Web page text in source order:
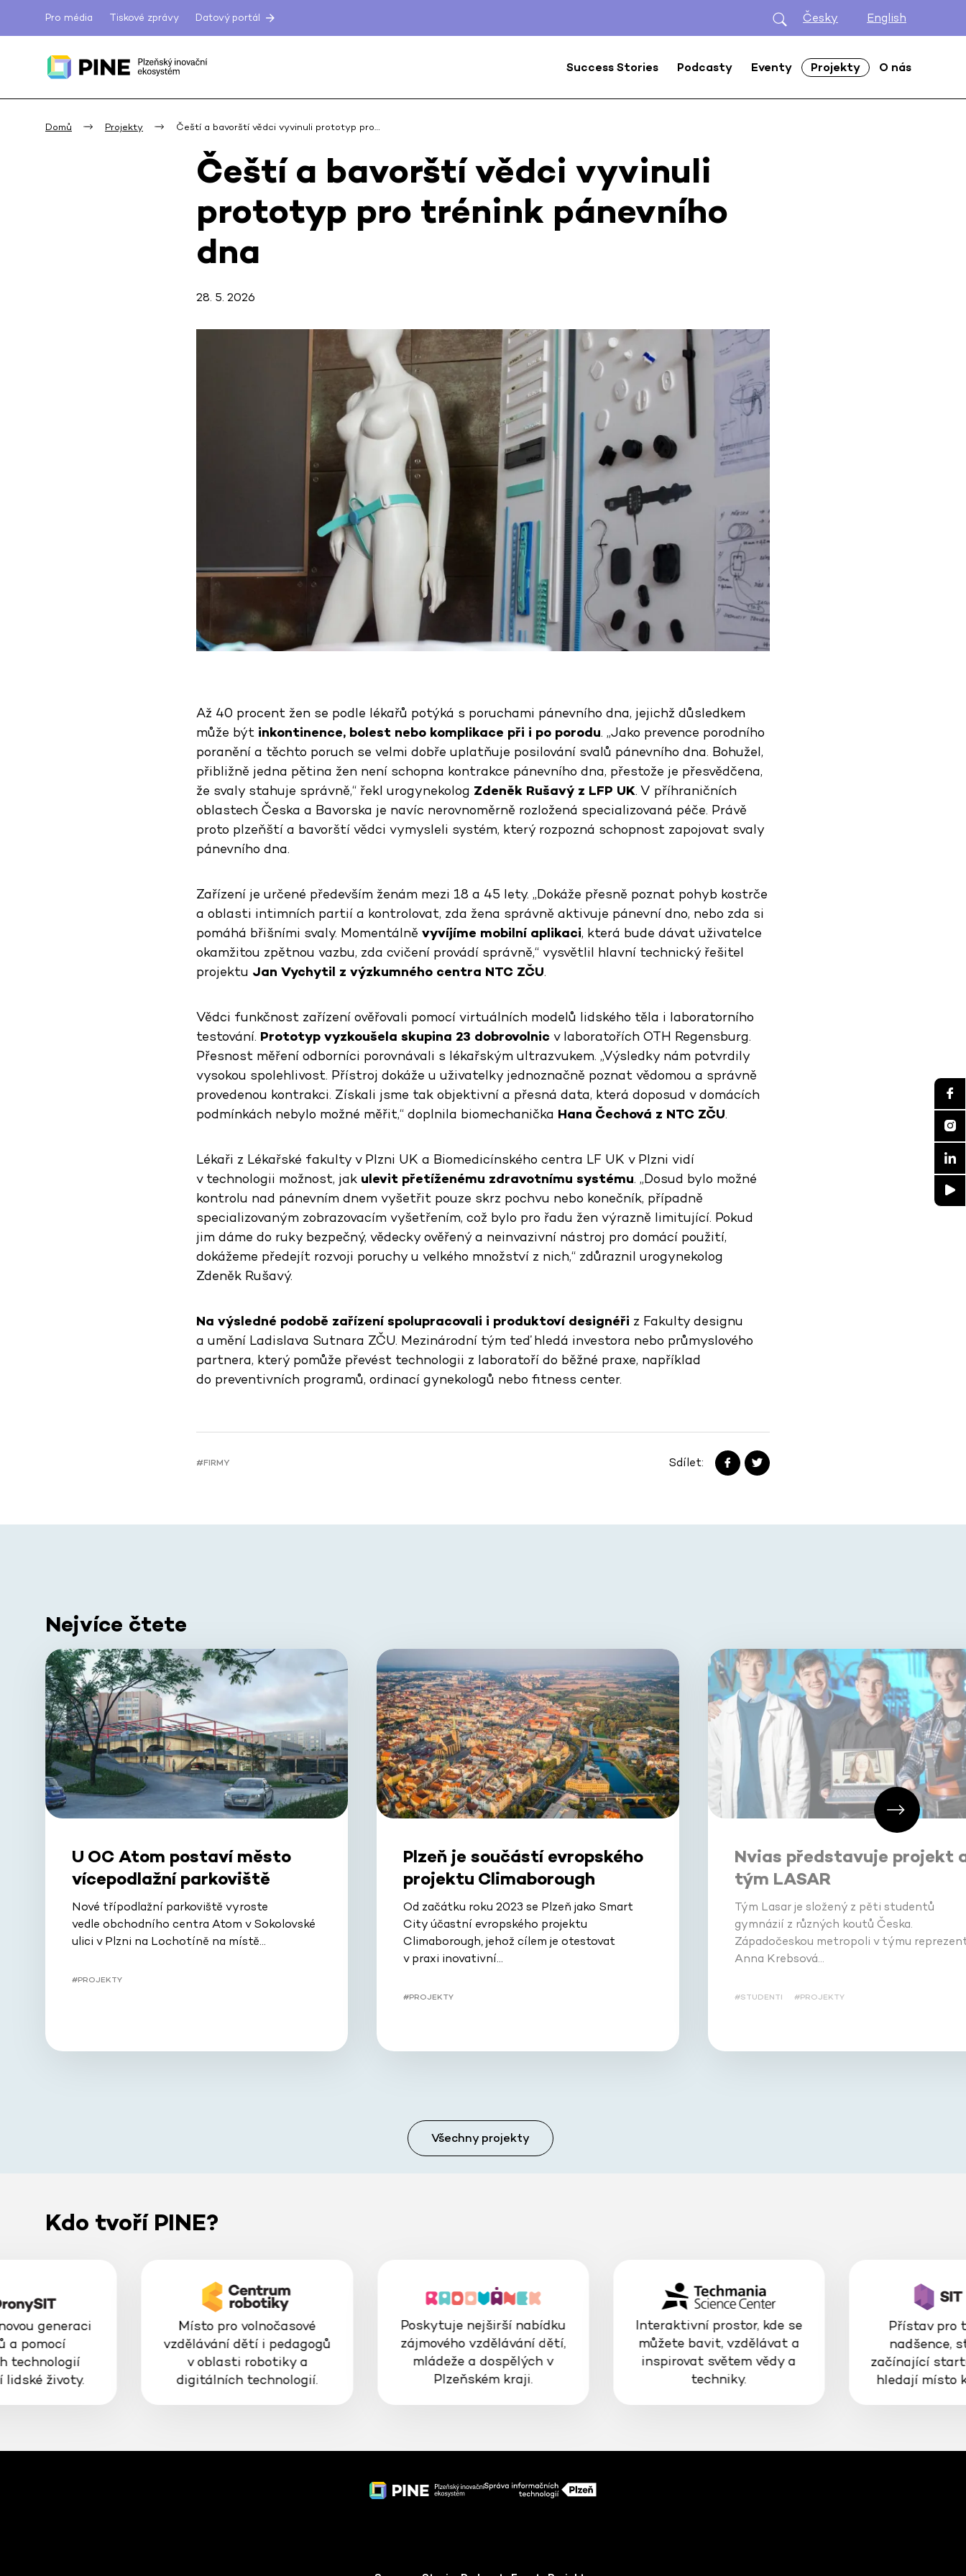
Pro média Tiskové zprávy Datový portál Česky English
Success Stories Podcasty Eventy Projekty O nás
Domů Projekty Čeští a bavorští vědci vyvinuli prototyp pro…
Čeští a bavorští vědci vyvinuli
prototyp pro trénink pánevního
dna
28. 5. 2026
Až 40 procent žen se podle lékařů potýká s poruchami pánevního dna, jejichž důsledkem
může být inkontinence, bolest nebo komplikace při i po porodu. „Jako prevence porodního
poranění a těchto poruch se velmi dobře uplatňuje posilování svalů pánevního dna. Bohužel,
přibližně jedna pětina žen není schopna kontrakce pánevního dna, přestože je přesvědčena,
že svaly stahuje správně,“ řekl urogynekolog Zdeněk Rušavý z LFP UK. V příhraničních
oblastech Česka a Bavorska je navíc nerovnoměrně rozložená specializovaná péče. Právě
proto plzeňští a bavorští vědci vymysleli systém, který rozpozná schopnost zapojovat svaly
pánevního dna.
Zařízení je určené především ženám mezi 18 a 45 lety. „Dokáže přesně poznat pohyb kostrče
a oblasti intimních partií a kontrolovat, zda žena správně aktivuje pánevní dno, nebo zda si
pomáhá břišními svaly. Momentálně vyvíjíme mobilní aplikaci, která bude dávat uživatelce
okamžitou zpětnou vazbu, zda cvičení provádí správně,“ vysvětlil hlavní technický řešitel
projektu Jan Vychytil z výzkumného centra NTC ZČU.
Vědci funkčnost zařízení ověřovali pomocí virtuálních modelů lidského těla i laboratorního
testování. Prototyp vyzkoušela skupina 23 dobrovolnic v laboratořích OTH Regensburg.
Přesnost měření odborníci porovnávali s lékařským ultrazvukem. „Výsledky nám potvrdily
vysokou spolehlivost. Přístroj dokáže u uživatelky jednoznačně poznat vědomou a správně
provedenou kontrakci. Získali jsme tak objektivní a přesná data, která doposud v domácích
podmínkách nebylo možné měřit,“ doplnila biomechanička Hana Čechová z NTC ZČU.
Lékaři z Lékařské fakulty v Plzni UK a Biomedicínského centra LF UK v Plzni vidí
v technologii možnost, jak ulevit přetíženému zdravotnímu systému. „Dosud bylo možné
kontrolu nad pánevním dnem vyšetřit pouze skrz pochvu nebo konečník, případně
specializovaným zobrazovacím vyšetřením, což bylo pro řadu žen výrazně limitující. Pokud
jim dáme do ruky bezpečný, vědecky ověřený a neinvazivní nástroj pro domácí použití,
dokážeme předejít rozvoji poruchy u velkého množství z nich,“ zdůraznil urogynekolog
Zdeněk Rušavý.
Na výsledné podobě zařízení spolupracovali i produktoví designéři z Fakulty designu
a umění Ladislava Sutnara ZČU. Mezinárodní tým teď hledá investora nebo průmyslového
partnera, který pomůže převést technologii z laboratoří do běžné praxe, například
do preventivních programů, ordinací gynekologů nebo fitness center.
#FIRMY Sdílet:
Nejvíce čtete
U OC Atom postaví město
vícepodlažní parkoviště
Nové třípodlažní parkoviště vyroste
vedle obchodního centra Atom v Sokolovské
ulici v Plzni na Lochotíně na místě…
#PROJEKTY
Plzeň je součástí evropského
projektu Climaborough
Od začátku roku 2023 se Plzeň jako Smart
City účastní evropského projektu
Climaborough, jehož cílem je otestovat
v praxi inovativní…
#PROJEKTY
Nvias představuje projekt
tým LASAR
Tým Lasar je složený z pěti studentů
gymnázií z různých koutů Česka.
Západočeskou metropoli v týmu
Anna Krebsová…
#STUDENTI #PROJEKTY
Všechny projekty
Kdo tvoří PINE?
generaci
a pomocí
technologií
lidské životy.
Místo pro volnočasové
vzdělávání dětí i pedagogů
v oblasti robotiky a
digitálních technologií.
Poskytuje nejširší nabídku
zájmového vzdělávání dětí,
mládeže a dospělých v
Plzeňském kraji.
Interaktivní prostor, kde se
můžete bavit, vzdělávat a
inspirovat světem vědy a
techniky.
Přístav pro
nadšence,
začínající
hledají místo